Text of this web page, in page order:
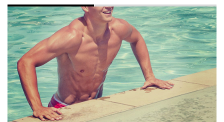
ェ
ン
は
試
す
価